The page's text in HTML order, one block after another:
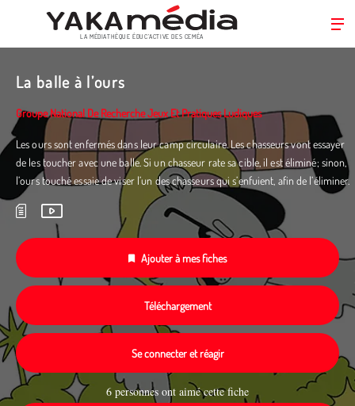
principal
LA MÉDIATHÈQUE ÉDUC’ACTIVE DES CEMÉA
La balle à l’ours
Groupe National De Recherche Jeux Et Pratiques Ludiques
Les ours sont enfermés dans leur camp circulaire. Les chasseurs vont essayer
de les toucher avec une balle. Si un chasseur rate sa cible, il est éliminé; sinon,
l’ours touché essaie de viser l’un des chasseurs qui s’enfuient, afin de l’éliminer.
Ajouter à mes fiches
Téléchargement
Se connecter et réagir
6 personnes ont aimé cette fiche